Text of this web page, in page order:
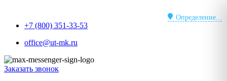
содержимому
Определение...
+7 (800) 351-33-53
office@ut-mk.ru
Заказать звонок